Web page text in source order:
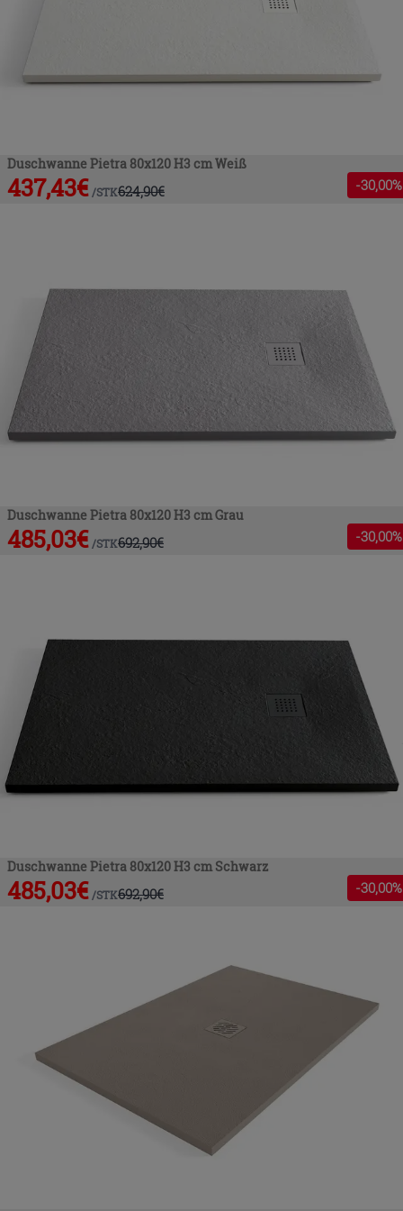
Duschwanne Pietra 80x120 H3 cm Weiß
437,43€ /STK624,90€ -30,00%
Duschwanne Pietra 80x120 H3 cm Grau
485,03€ /STK692,90€ -30,00%
Duschwanne Pietra 80x120 H3 cm Schwarz
485,03€ /STK692,90€ -30,00%